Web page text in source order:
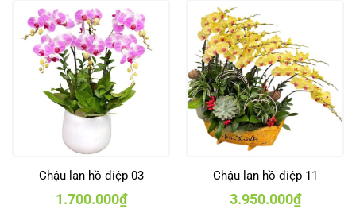
Chậu lan hồ điệp 03
1.700.000₫
Chậu lan hồ điệp 11
3.950.000₫